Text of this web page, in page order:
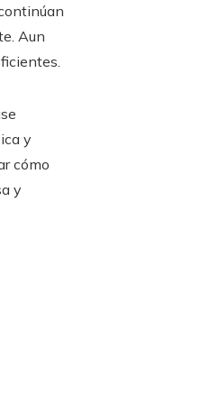
Aun
y
cómo
y